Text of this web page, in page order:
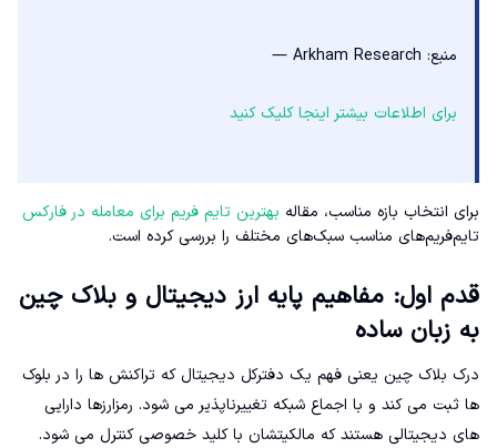
منبع: Arkham Research —
برای اطلاعات بیشتر اینجا کلیک کنید
برای انتخاب بازه مناسب، مقاله بهترین تایم فریم برای معامله در فارکس
تایم‌فریم‌های مناسب سبک‌های مختلف را بررسی کرده است.
قدم اول: مفاهیم پایه ارز دیجیتال و بلاک چین
به زبان ساده
درک بلاک چین یعنی فهم یک دفترکل دیجیتال که تراکنش ها را در بلوک
ها ثبت می کند و با اجماع شبکه تغییرناپذیر می شود. رمزارزها دارایی
های دیجیتالی هستند که مالکیتشان با کلید خصوصی کنترل می شود.